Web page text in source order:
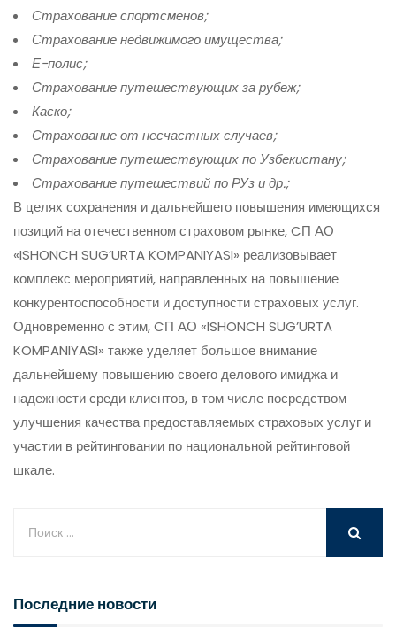
Страхование спортсменов;
Страхование недвижимого имущества;
Е-полис;
Страхование путешествующих за рубеж;
Каско;
Страхование от несчастных случаев;
Страхование путешествующих по Узбекистану;
Страхование путешествий по РУз и др.;
В целях сохранения и дальнейшего повышения имеющихся
позиций на отечественном страховом рынке, CП АО
«ISHONCH SUG’URTA KOMPANIYASI» реализовывает
комплекс мероприятий, направленных на повышение
конкурентоспособности и доступности страховых услуг.
Одновременно с этим, CП АО «ISHONCH SUG’URTA
KOMPANIYASI» также уделяет большое внимание
дальнейшему повышению своего делового имиджа и
надежности среди клиентов, в том числе посредством
улучшения качества предоставляемых страховых услуг и
участии в рейтинговании по национальной рейтинговой
шкале.
Последние новости